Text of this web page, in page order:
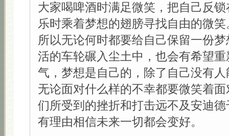
大家喝啤酒时满足微笑，把自己反
乐时乘着梦想的翅膀寻找自由的微笑
所以无论何时都要给自己保留一份
活的车轮碾入尘土中，也会有希望
气，梦想是自己的，除了自己没有
无论面对什么样的不幸都要微笑着
们所受到的挫折和打击远不及安迪
有理由相信未来一切都会变好。